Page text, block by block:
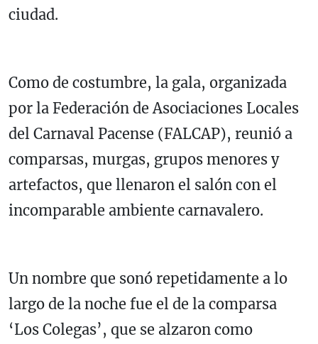
ciudad.
Como de costumbre, la gala, organizada
por la Federación de Asociaciones Locales
del Carnaval Pacense (FALCAP), reunió a
comparsas, murgas, grupos menores y
artefactos, que llenaron el salón con el
incomparable ambiente carnavalero.
Un nombre que sonó repetidamente a lo
largo de la noche fue el de la comparsa
‘Los Colegas’, que se alzaron como